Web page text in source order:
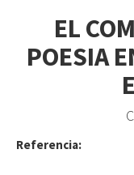
EL
POESIA
Referencia: